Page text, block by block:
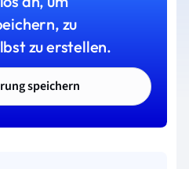
zu
zu erstellen.
speichern